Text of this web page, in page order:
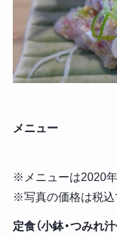
メニュー
※メニューは2020年
※写真の価格は税込
定食（小鉢・つみれ汁